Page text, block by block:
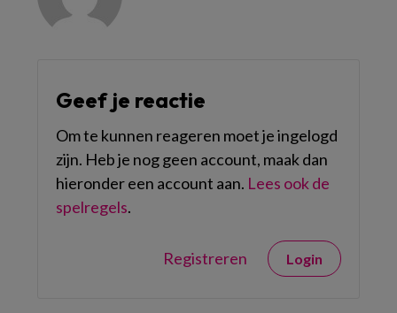
Geef je reactie
Om te kunnen reageren moet je ingelogd
zijn. Heb je nog geen account, maak dan
hieronder een account aan. Lees ook de
spelregels.
Registreren Login